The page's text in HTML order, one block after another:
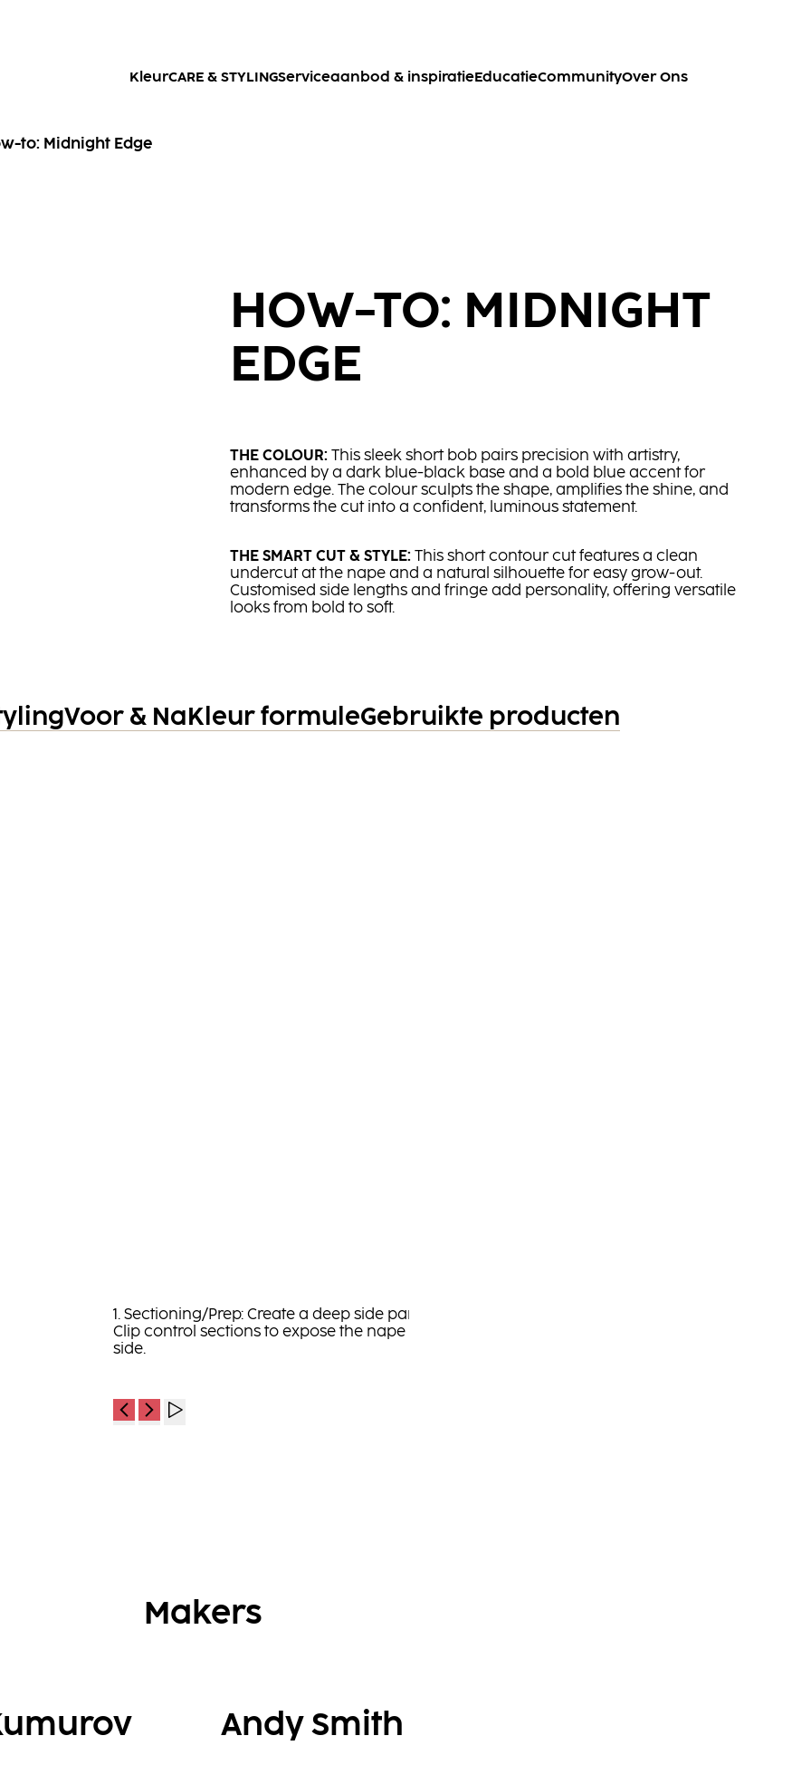
KleurCARE & STYLINGServiceaanbod & inspiratieEducatieCommunityOver Ons
to: Midnight Edge
HOW-TO: MIDNIGHT
EDGE
THE COLOUR:​This sleek short bob pairs precision with artistry,
enhanced by a dark blue-black base and a bold blue accent for
modern edge. The colour sculpts the shape, amplifies the shine, and
transforms the cut into a confident, luminous statement.
THE SMART CUT & STYLE:This short contour cut features a clean
undercut at the nape and a natural silhouette for easy grow-out.
Customised side lengths and fringe add personality, offering versatile
looks from bold to soft.
Voor & NaKleur formuleGebruikte producten
1. Sectioning/Prep: Create a deep side parting.
Clip control sections to expose the nape and
side.
Makers
Andy Smith